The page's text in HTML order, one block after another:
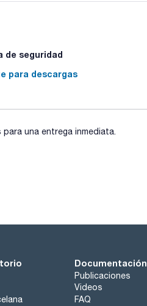
de seguridad
para descargas
una entrega inmediata.
Documentación
Publicaciones
Videos
FAQ